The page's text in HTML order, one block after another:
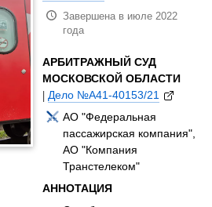
Завершена в июле 2022
года
АРБИТРАЖНЫЙ СУД
МОСКОВСКОЙ ОБЛАСТИ
|Дело №А41-40153/21
АО "Федеральная
пассажирская компания",
АО "Компания
Транстелеком"
АННОТАЦИЯ